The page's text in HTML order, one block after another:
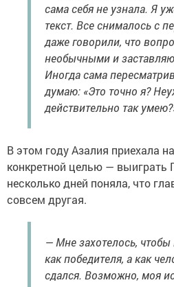
сама себя не узнала. Я
текст. Все снималось с
даже говорили, что
необычными и
Иногда сама
думаю: «Это точно я?
действительно так
В этом году Азалия приехала
конкретной целью — выиграть
несколько дней поняла, что
совсем другая.
— Мне захотелось,
как победителя, а как
сдался. Возможно, моя